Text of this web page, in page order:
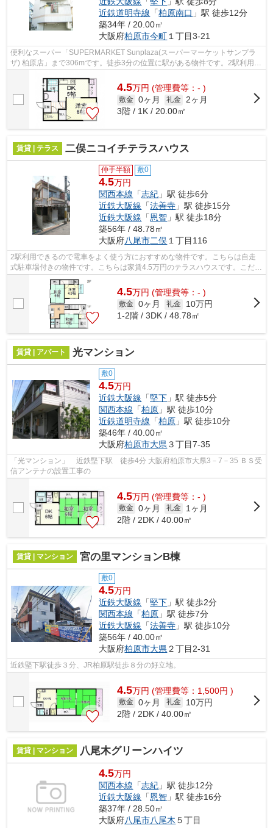
近鉄道明寺線 「柏原南口 」駅 徒歩12分
築34年 / 20.00㎡
大阪府柏原市今町 １丁目3-21
便利なスーパー「SUPERMARKET Sunplaza(スーパーマーケットサンプラ
ザ) 柏原店」まで306mです。徒歩3分の位置に駅がある物件です。2駅利用で
きるので電車をよく使う方におすすめな物件...
4.5万円 (管理費等：- )
敷金 0ヶ月 礼金 2ヶ月
3階 / 1K / 20.00㎡
賃貸 | テラス 二俣ニコイチテラスハウス
仲手半額 敷0
4.5万円
関西本線 「志紀 」駅 徒歩6分
近鉄大阪線 「法善寺 」駅 徒歩15分
近鉄大阪線 「恩智 」駅 徒歩18分
築56年 / 48.78㎡
大阪府八尾市二俣 １丁目116
2駅利用できるので電車をよく使う方におすすめな物件です。こちらは自走
式駐車場付きの物件です。こちらは家賃4.5万円のテラスハウスです。こだわ
りポイント満載の二俣ニコイチテラス...
4.5万円 (管理費等：- )
敷金 0ヶ月 礼金
10万円
1-2階 / 3DK / 48.78㎡
賃貸 | アパート 光マンション
敷0
4.5万円
近鉄大阪線 「堅下 」駅 徒歩5分
関西本線 「柏原 」駅 徒歩10分
近鉄道明寺線 「柏原 」駅 徒歩10分
築46年 / 40.00㎡
大阪府柏原市大県３丁目7-35
「光マンション」 近鉄堅下駅 徒歩4分 大阪府柏原市大県3－7－35 ＢＳ受
信アンテナの設置工事の
4.5万円 (管理費等：- )
敷金 0ヶ月 礼金
1ヶ月
2階 / 2DK / 40.00㎡
賃貸 | マンション 宮の里マンションB棟
敷0
4.5万円
近鉄大阪線 「堅下 」駅 徒歩2分
関西本線 「柏原 」駅 徒歩7分
近鉄大阪線 「法善寺 」駅 徒歩10分
築56年 / 40.00㎡
大阪府柏原市大県 ２丁目2-31
近鉄堅下駅徒歩３分、JR柏原駅徒歩８分の好立地。
4.5万円 (管理費等：1,500円 )
敷金 0ヶ月 礼金
10万円
2階 / 2DK / 40.00㎡
賃貸 | マンション 八尾木グリーンハイツ
4.5万円
関西本線 「志紀 」駅 徒歩12分
近鉄大阪線 「恩智 」駅 徒歩16分
築37年 / 28.50㎡
大阪府八尾市八尾木 ５丁目